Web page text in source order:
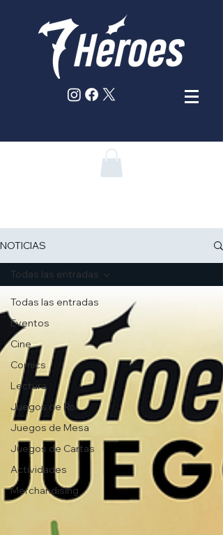
NOTICIAS
Todas las entradas
Eventos
Cine
Comics
Lectura
Juegos de Rol
Juegos de Mesa
Juegos de Cartas
Actividades
Merchandising
Todas las entradas